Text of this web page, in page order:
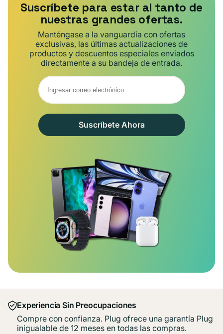
Suscríbete para estar al tanto de
nuestras grandes ofertas.
Manténgase a la vanguardia con ofertas
exclusivas, las últimas actualizaciones de
productos y descuentos especiales enviados
directamente a su bandeja de entrada.
Suscríbete Ahora
Experiencia Sin Preocupaciones
Compre con confianza. Plug ofrece una garantía Plug
inigualable de 12 meses en todas las compras.